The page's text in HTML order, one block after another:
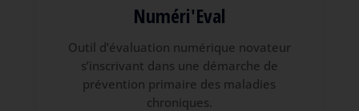
Numéri'Eval
Outil d’évaluation numérique novateur
s’inscrivant dans une démarche de
prévention primaire des maladies
chroniques.